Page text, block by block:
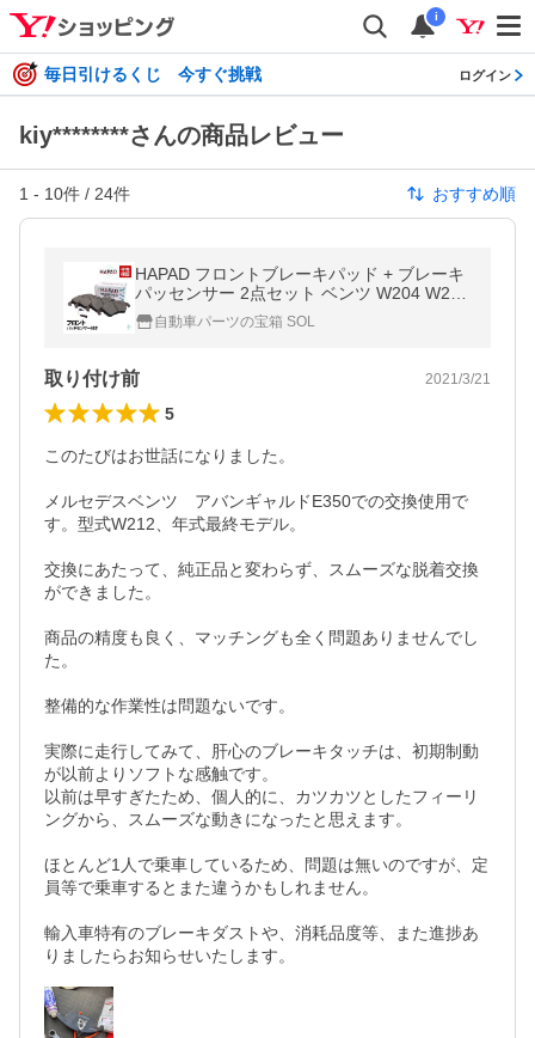
i
毎日引けるくじ 今すぐ挑戦 ログイン
kiy********さんの商品レビュー
1 - 10件 / 24件 おすすめ順
HAPAD フロントブレーキパッド + ブレーキ
パッセンサー 2点セット ベンツ W204 W207
W212 W218 R172 E300 E350 C300 C350 C
LS350
自動車パーツの宝箱 SOL
取り付け前 2021/3/21
5
このたびはお世話になりました。
メルセデスベンツ　アバンギャルドE350での交換使用で
す。型式W212、年式最終モデル。
交換にあたって、純正品と変わらず、スムーズな脱着交換
ができました。
商品の精度も良く、マッチングも全く問題ありませんでし
た。
整備的な作業性は問題ないです。
実際に走行してみて、肝心のブレーキタッチは、初期制動
が以前よりソフトな感触です。
以前は早すぎたため、個人的に、カツカツとしたフィーリ
ングから、スムーズな動きになったと思えます。
ほとんど1人で乗車しているため、問題は無いのですが、定
員等で乗車するとまた違うかもしれません。
輸入車特有のブレーキダストや、消耗品度等、また進捗あ
りましたらお知らせいたします。